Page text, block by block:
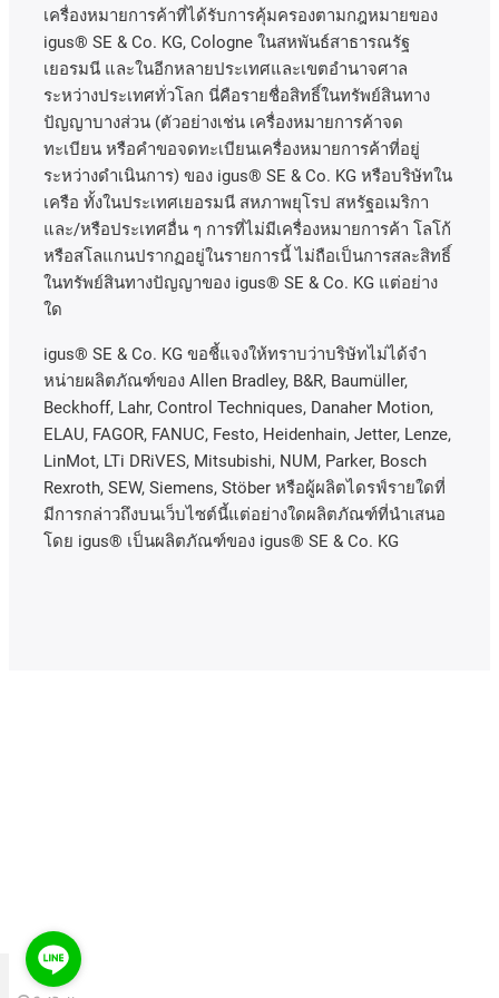
เครื่องหมายการค้าที่ได้รับการคุ้มครองตามกฎหมายของ
igus® SE & Co. KG, Cologne ในสหพันธ์สาธารณรัฐ
เยอรมนี และในอีกหลายประเทศและเขตอํานาจศาล
ระหว่างประเทศทั่วโลก นี่คือรายชื่อสิทธิ์ในทรัพย์สินทาง
ปัญญาบางส่วน (ตัวอย่างเช่น เครื่องหมายการค้าจด
ทะเบียน หรือคำขอจดทะเบียนเครื่องหมายการค้าที่อยู่
ระหว่างดำเนินการ) ของ igus® SE & Co. KG หรือบริษัทใน
เครือ ทั้งในประเทศเยอรมนี สหภาพยุโรป สหรัฐอเมริกา
และ/หรือประเทศอื่น ๆ การที่ไม่มีเครื่องหมายการค้า โลโก้
หรือสโลแกนปรากฏอยู่ในรายการนี้ ไม่ถือเป็นการสละสิทธิ์
ในทรัพย์สินทางปัญญาของ igus® SE & Co. KG แต่อย่าง
ใด
igus® SE & Co. KG ขอชี้แจงให้ทราบว่าบริษัทไม่ได้จํา
หน่ายผลิตภัณฑ์ของ Allen Bradley, B&R, Baumüller,
Beckhoff, Lahr, Control Techniques, Danaher Motion,
ELAU, FAGOR, FANUC, Festo, Heidenhain, Jetter, Lenze,
LinMot, LTi DRiVES, Mitsubishi, NUM, Parker, Bosch
Rexroth, SEW, Siemens, Stöber หรือผู้ผลิตไดรฟ์รายใดที่
มีการกล่าวถึงบนเว็บไซต์นี้แต่อย่างใดผลิตภัณฑ์ที่นําเสนอ
โดย igus® เป็นผลิตภัณฑ์ของ igus® SE & Co. KG